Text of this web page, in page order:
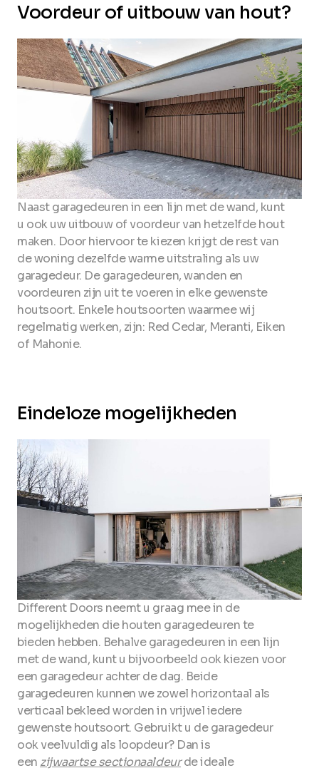
Naast garagedeuren in een lijn met de wand, kunt
u ook uw uitbouw of voordeur van hetzelfde hout
maken. Door hiervoor te kiezen krijgt de rest van
de woning dezelfde warme uitstraling als uw
garagedeur. De garagedeuren, wanden en
voordeuren zijn uit te voeren in elke gewenste
houtsoort. Enkele houtsoorten waarmee wij
regelmatig werken, zijn: Red Cedar, Meranti, Eiken
of Mahonie.
Voordeur of uitbouw van hout?
Different Doors neemt u graag mee in de
mogelijkheden die houten garagedeuren te
bieden hebben. Behalve garagedeuren in een lijn
met de wand, kunt u bijvoorbeeld ook kiezen voor
een garagedeur achter de dag. Beide
garagedeuren kunnen we zowel horizontaal als
verticaal bekleed worden in vrijwel iedere
gewenste houtsoort. Gebruikt u de garagedeur
ook veelvuldig als loopdeur? Dan is
een zijwaartse sectionaaldeurde ideale
Eindeloze mogelijkheden